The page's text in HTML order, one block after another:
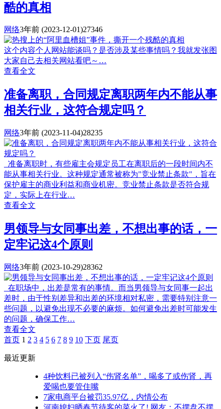
酷的真相
网络3年前 (2023-12-01)27346
这个内容个人网站能谈吗？是否涉及某些事情吗？我就发张图
大家自己去相关网站看吧～…
查看全文
准备离职，合同规定离职两年内不能从事
相关行业，这符合规定吗？
网络3年前 (2023-11-04)28235
准备离职时，有些雇主会规定员工在离职后的一段时间内不
能从事相关行业。这种规定通常被称为"竞业禁止条款"，旨在
保护雇主的商业利益和商业机密。竞业禁止条款是否符合规
定，实际上在行业…
查看全文
男领导与女同事出差，不想出事的话，一
定牢记这4个原则
网络3年前 (2023-10-29)28362
在职场中，出差是常有的事情。而当男领导与女同事一起出
差时，由于性别差异和出差的环境相对私密，需要特别注意一
些问题，以避免出现不必要的麻烦。如何避免出差时可能发生
的问题，确保工作…
查看全文
首页 1 2 3 4 5 6 7 8 9 10 下页 尾页
最近更新
4种饮料已被列入“伤肾名单”，喝多了或伤肾，再
爱喝也要管住嘴
7家电商平台被罚35.97亿，内情公布
河南媳妇晒春节待客的菜火了! 网友：不摆盘不摆